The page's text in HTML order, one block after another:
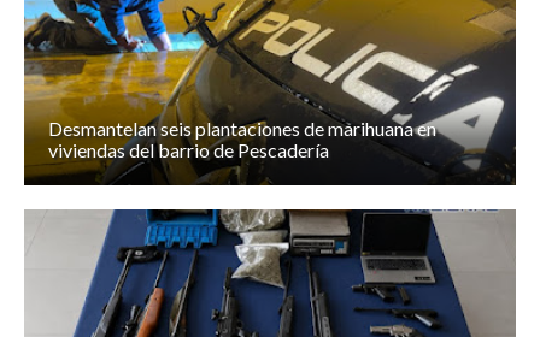
Desmantelan seis plantaciones de marihuana en
viviendas del barrio de Pescadería